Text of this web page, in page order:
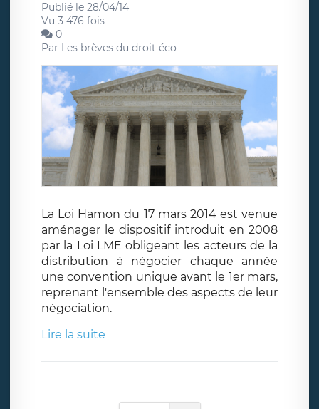
Publié le 28/04/14
Vu 3 476 fois
0
Par Les brèves du droit éco
La Loi Hamon du 17 mars 2014 est venue
aménager le dispositif introduit en 2008
par la Loi LME obligeant les acteurs de la
distribution à négocier chaque année
une convention unique avant le 1er mars,
reprenant l'ensemble des aspects de leur
négociation.
Lire la suite